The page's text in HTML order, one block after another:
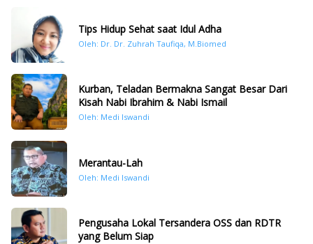
Tips Hidup Sehat saat Idul Adha
Oleh: Dr. Dr. Zuhrah Taufiqa, M.Biomed
Kurban, Teladan Bermakna Sangat Besar Dari
Kisah Nabi Ibrahim & Nabi Ismail
Oleh: Medi Iswandi
Merantau-Lah
Oleh: Medi Iswandi
Pengusaha Lokal Tersandera OSS dan RDTR
yang Belum Siap